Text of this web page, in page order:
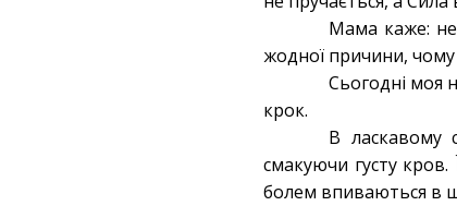
Мама каже: не
жодної причини, чому
Сьогодні моя
крок.
В ласкавому
смакуючи густу кров.
болем впиваються в